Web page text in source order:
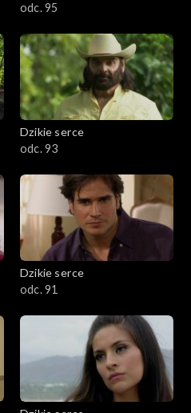
odc. 95
Dzikie serce
odc. 93
Dzikie serce
odc. 91